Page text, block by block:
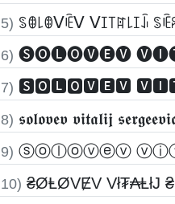
5) ꌗꂦ꒒ꂦᐯꍟᐯ ᐯꀤ꓄ꍏ꒒ꀤꀭ
6) 🅢🅞🅛🅞🅥🅔🅥
7) 🆂🅾🅻🅾🆅🅴🆅
8) 𝖘𝖔𝖑𝖔𝖛𝖊𝖛 𝖛𝖎𝖙𝖆𝖑𝖎𝖏
9) ⓢⓞⓛⓞⓥⓔⓥ
10) ₴ØⱠØVɆV Vł₮₳ⱠłJ